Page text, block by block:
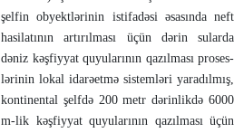
şelfin obyektlərinin istifadəsi əsasında neft
hasila­tının artırıl­ması üçün dərin su­larda
dəniz kəşfiyyat quyularının qazılması pro­ses­
lərinin lokal idarəetmə sis­temləri yaradılmış,
kontinental şelfdə 200 metr dərinlikdə 6000
m-lik kəşfiyyat quyularının qazılması üçün